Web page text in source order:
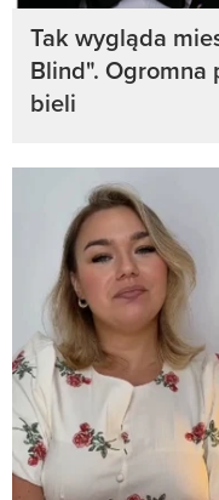
Tak wygląda
Blind". Ogromna
bieli